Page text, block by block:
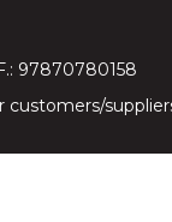
97870780158
customers/